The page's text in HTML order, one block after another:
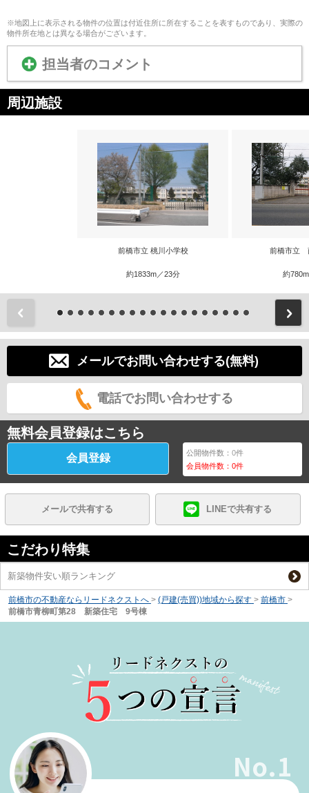
※地図上に表示される物件の位置は付近住所に所在することを表すものであり、実際の
物件所在地とは異なる場合がございます。
担当者のコメント
周辺施設
前橋市立 桃川小学校
約1833m／23分
前橋市立
約
メールでお問い合わせする(無料)
電話でお問い合わせする
無料会員登録はこちら
会員登録 公開物件数：0件
会員物件数：0件
メールで共有する LINEで共有する
こだわり特集
新築物件安い順ランキング
前橋市の不動産ならリードネクストへ > (戸建(売買))地域から探す > 前橋市 >
前橋市青柳町第28 新築住宅 9号棟
No.1